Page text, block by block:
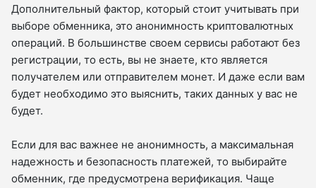
Дополнительный фактор, который стоит учитывать при
выборе обменника, это анонимность криптовалютных
операций. В большинстве своем сервисы работают без
регистрации, то есть, вы не знаете, кто является
получателем или отправителем монет. И даже если вам
будет необходимо это выяснить, таких данных у вас не
будет.
Если для вас важнее не анонимность, а максимальная
надежность и безопасность платежей, то выбирайте
обменник, где предусмотрена верификация. Чаще